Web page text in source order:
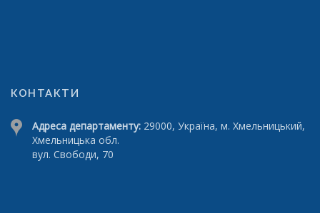
КОНТАКТИ
Адреса департаменту: 29000, Україна, м. Хмельницький,
Хмельницька обл.
вул. Свободи, 70